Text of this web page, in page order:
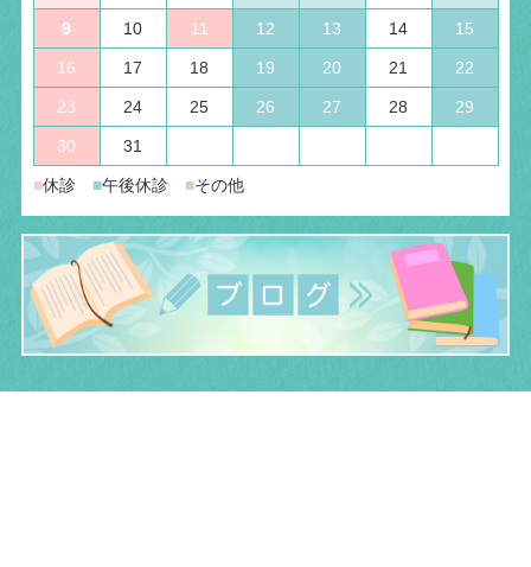
9 10 11 12 13 14 15
16 17 18 19 20 21 22
23 24 25 26 27 28 29
30 31
■休診 ■午後休診 ■その他